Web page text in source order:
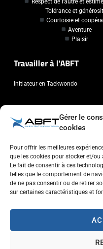
Gérer le
cookies
Pour offrir les meilleures
que les cookies pour stocker et/
Le fait de consentir à ces
telles que le comportement de
de ne pas consentir ou de retirer
sur certaines caractéristiques et
Tolérance et
Courtoisie et
Aventure
Plaisir
Travailler à l'ABFT
Initiateur en Taekwondo
Contact
Association Belge
info@abft.be
+32 (0)2 347 34 77
Copyright © 2023 ABFT.BE – Tous